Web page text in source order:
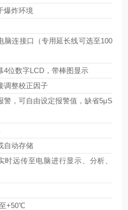
爆炸环境
脑连接口（专用延长线可选至100
4位数字LCD，带棒图显示
调整校正因子
警，可自由设定报警值，缺省5μS
自动存储
时远传至电脑进行显示、分析、
+50℃